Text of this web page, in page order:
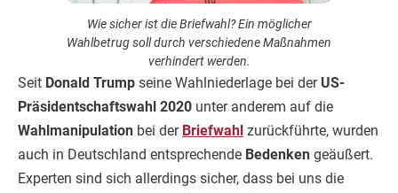
Wie sicher ist die Briefwahl? Ein möglicher
Wahlbetrug soll durch verschiedene Maßnahmen
verhindert werden.
Seit Donald Trump seine Wahlniederlage bei der US-
Präsidentschaftswahl 2020 unter anderem auf die
Wahlmanipulation bei der Briefwahl zurückführte, wurden
auch in Deutschland entsprechende Bedenken geäußert.
Experten sind sich allerdings sicher, dass bei uns die